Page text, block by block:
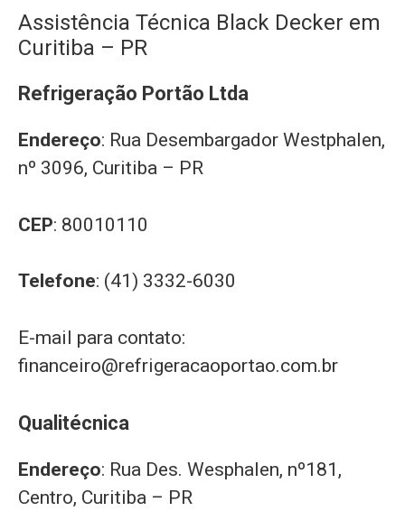
Assistência Técnica Black Decker em
Curitiba – PR
Refrigeração Portão Ltda
Endereço: Rua Desembargador Westphalen,
nº 3096, Curitiba – PR
CEP: 80010110
Telefone: (41) 3332-6030
E-mail para contato:
financeiro@refrigeracaoportao.com.br
Qualitécnica
Endereço: Rua Des. Wesphalen, nº181,
Centro, Curitiba – PR